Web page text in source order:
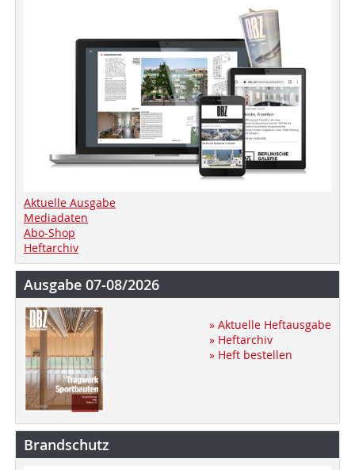
Aktuelle Ausgabe
Mediadaten
Abo-Shop
Heftarchiv
Ausgabe 07-08/2026
» Aktuelle Heftausgabe
» Heftarchiv
» Heft bestellen
Brandschutz